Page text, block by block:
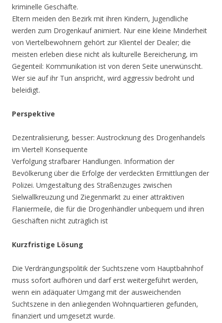
kriminelle Geschäfte.
Eltern meiden den Bezirk mit ihren Kindern, Jugendliche
werden zum Drogenkauf animiert. Nur eine kleine Minderheit
von Viertelbewohnern gehört zur Klientel der Dealer; die
meisten erleben diese nicht als kulturelle Bereicherung, im
Gegenteil: Kommunikation ist von deren Seite unerwünscht.
Wer sie auf ihr Tun anspricht, wird aggressiv bedroht und
beleidigt.
Perspektive
Dezentralisierung, besser: Austrocknung des Drogenhandels
im Viertel! Konsequente
Verfolgung strafbarer Handlungen. Information der
Bevölkerung über die Erfolge der verdeckten Ermittlungen der
Polizei. Umgestaltung des Straßenzuges zwischen
Sielwallkreuzung und Ziegenmarkt zu einer attraktiven
Flaniermeile, die für die Drogenhändler unbequem und ihren
Geschäften nicht zuträglich ist
Kurzfristige Lösung
Die Verdrängungspolitik der Suchtszene vom Hauptbahnhof
muss sofort aufhören und darf erst weitergeführt werden,
wenn ein adäquater Umgang mit der ausweichenden
Suchtszene in den anliegenden Wohnquartieren gefunden,
finanziert und umgesetzt wurde.